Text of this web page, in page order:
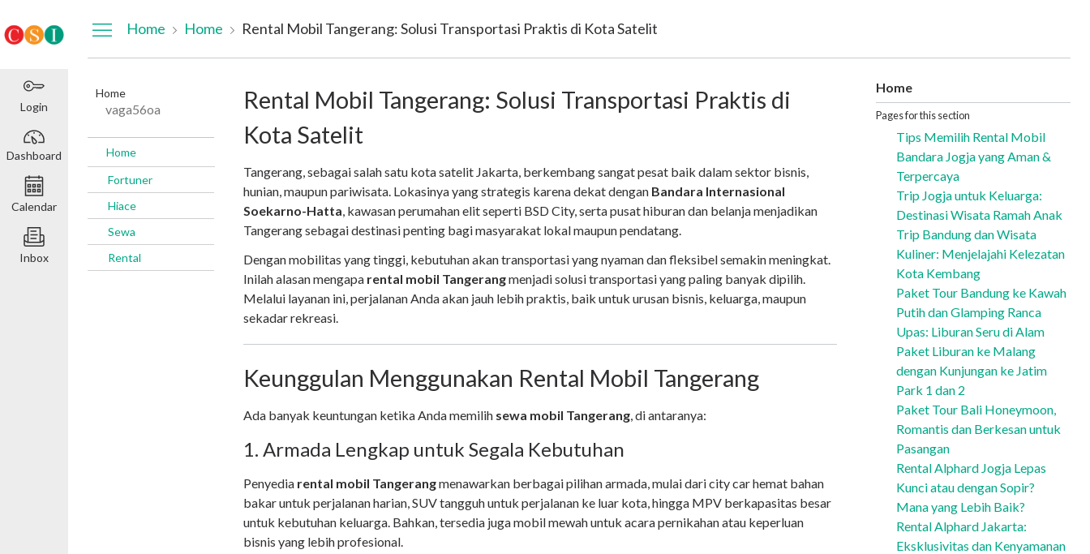
Login
Dashboard
Calendar
Inbox
Home Home Rental Mobil Tangerang: Solusi Transportasi Praktis di Kota Satelit
Home
vaga56oa
Home
Fortuner
Hiace
Sewa
Rental
Rental Mobil Tangerang: Solusi Transportasi Praktis di
Kota Satelit
Tangerang, sebagai salah satu kota satelit Jakarta, berkembang sangat pesat baik dalam sektor bisnis,
hunian, maupun pariwisata. Lokasinya yang strategis karena dekat dengan Bandara Internasional
Soekarno-Hatta, kawasan perumahan elit seperti BSD City, serta pusat hiburan dan belanja menjadikan
Tangerang sebagai destinasi penting bagi masyarakat lokal maupun pendatang.
Dengan mobilitas yang tinggi, kebutuhan akan transportasi yang nyaman dan fleksibel semakin meningkat.
Inilah alasan mengapa rental mobil Tangerangmenjadi solusi transportasi yang paling banyak dipilih.
Melalui layanan ini, perjalanan Anda akan jauh lebih praktis, baik untuk urusan bisnis, keluarga, maupun
sekadar rekreasi.
Keunggulan Menggunakan Rental Mobil Tangerang
Ada banyak keuntungan ketika Anda memilih sewa mobil Tangerang, di antaranya:
1. Armada Lengkap untuk Segala Kebutuhan
Penyedia rental mobil Tangerangmenawarkan berbagai pilihan armada, mulai dari city car hemat bahan
bakar untuk perjalanan harian, SUV tangguh untuk perjalanan ke luar kota, hingga MPV berkapasitas besar
untuk kebutuhan keluarga. Bahkan, tersedia juga mobil mewah untuk acara pernikahan atau keperluan
bisnis yang lebih profesional.
Home
Pages for this section
Tips Memilih Rental Mobil
Bandara Jogja yang Aman &
Terpercaya
Trip Jogja untuk Keluarga:
Destinasi Wisata Ramah Anak
Trip Bandung dan Wisata
Kuliner: Menjelajahi Kelezatan
Kota Kembang
Paket Tour Bandung ke Kawah
Putih dan Glamping Ranca
Upas: Liburan Seru di Alam
Paket Liburan ke Malang
dengan Kunjungan ke Jatim
Park 1 dan 2
Paket Tour Bali Honeymoon,
Romantis dan Berkesan untuk
Pasangan
Rental Alphard Jogja Lepas
Kunci atau dengan Sopir?
Mana yang Lebih Baik?
Rental Alphard Jakarta:
Eksklusivitas dan Kenyamanan